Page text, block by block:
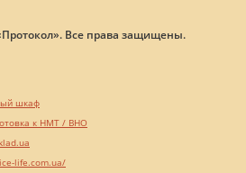
Все права защищены.
шкаф
к НМТ / ВНО
life.com.ua/